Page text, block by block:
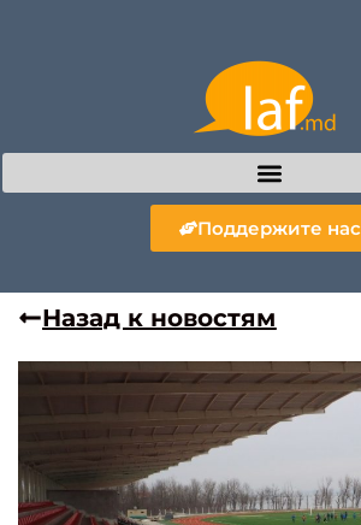
Поддержите нас
Назад к новостям